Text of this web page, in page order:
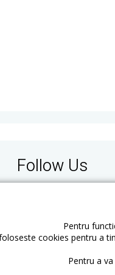
Pentru
cookies pentru a
Pentru a
Follow Us
Cum cumperi